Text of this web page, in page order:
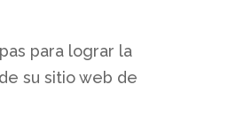
para lograr la
su sitio web de